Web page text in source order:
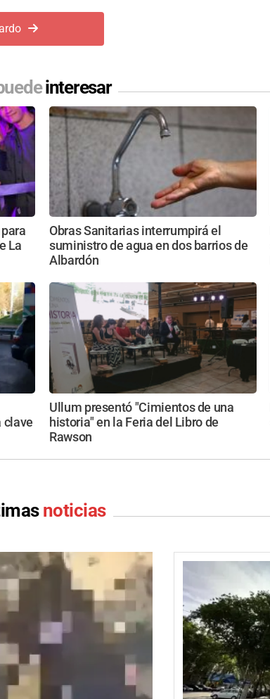
interesar
La
Obras Sanitarias interrumpirá el
suministro de agua en dos barrios de
Albardón
clave
Ullum presentó "Cimientos de una
historia" en la Feria del Libro de
Rawson
noticias